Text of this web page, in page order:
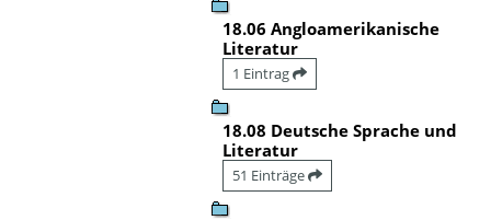
18.06 Angloamerikanische
Literatur
1 Eintrag
18.08 Deutsche Sprache und
Literatur
51 Einträge